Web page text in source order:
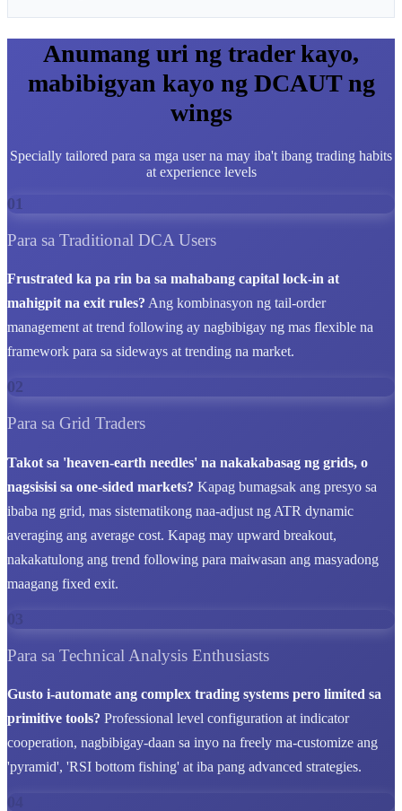
Anumang uri ng trader kayo,
mabibigyan kayo ng DCAUT ng
wings
Specially tailored para sa mga user na may iba't ibang trading habits
at experience levels
01
Para sa Traditional DCA Users
Frustrated ka pa rin ba sa mahabang capital lock-in at
mahigpit na exit rules? Ang kombinasyon ng tail-order
management at trend following ay nagbibigay ng mas flexible na
framework para sa sideways at trending na market.
02
Para sa Grid Traders
Takot sa 'heaven-earth needles' na nakakabasag ng grids, o
nagsisisi sa one-sided markets? Kapag bumagsak ang presyo sa
ibaba ng grid, mas sistematikong naa-adjust ng ATR dynamic
averaging ang average cost. Kapag may upward breakout,
nakakatulong ang trend following para maiwasan ang masyadong
maagang fixed exit.
03
Para sa Technical Analysis Enthusiasts
Gusto i-automate ang complex trading systems pero limited sa
primitive tools? Professional level configuration at indicator
cooperation, nagbibigay-daan sa inyo na freely ma-customize ang
'pyramid', 'RSI bottom fishing' at iba pang advanced strategies.